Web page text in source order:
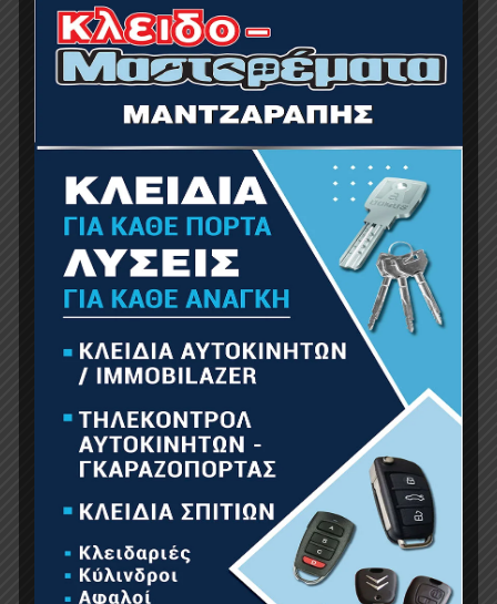
BORMANN Pro BBP2002 Μπαταρία 20V,Li-Ion-
2.0Ah Pro
35.00 €